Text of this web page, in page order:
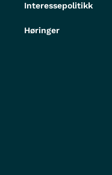
Interessepolitikk
Høringer